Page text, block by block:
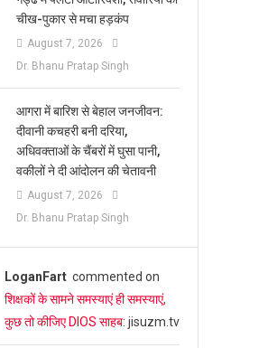
चीख-पुकार से मचा हड़कंप
August 7, 2026
Dr. Bhanu Pratap Singh
आगरा में बारिश से बेहाल जनजीवन:
दीवानी कचहरी बनी दरिया,
अधिवक्ताओं के चैंबरों में घुसा पानी,
वकीलों ने दी आंदोलन की चेतावनी
August 7, 2026
Dr. Bhanu Pratap Singh
LoganFartcommented on
शिक्षकों के सामने समस्याएं ही समस्याएं,
कुछ तो कीजिए DIOS साहब: jisuzm.tv